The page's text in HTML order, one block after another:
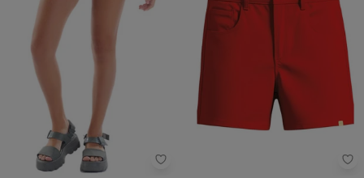
Pulla Bulla - Shorts Malha (Azul)